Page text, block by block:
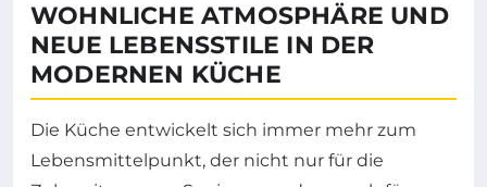
WOHNLICHE ATMOSPHÄRE UND
NEUE LEBENSSTILE IN DER
MODERNEN KÜCHE
Die Küche entwickelt sich immer mehr zum
Lebensmittelpunkt, der nicht nur für die